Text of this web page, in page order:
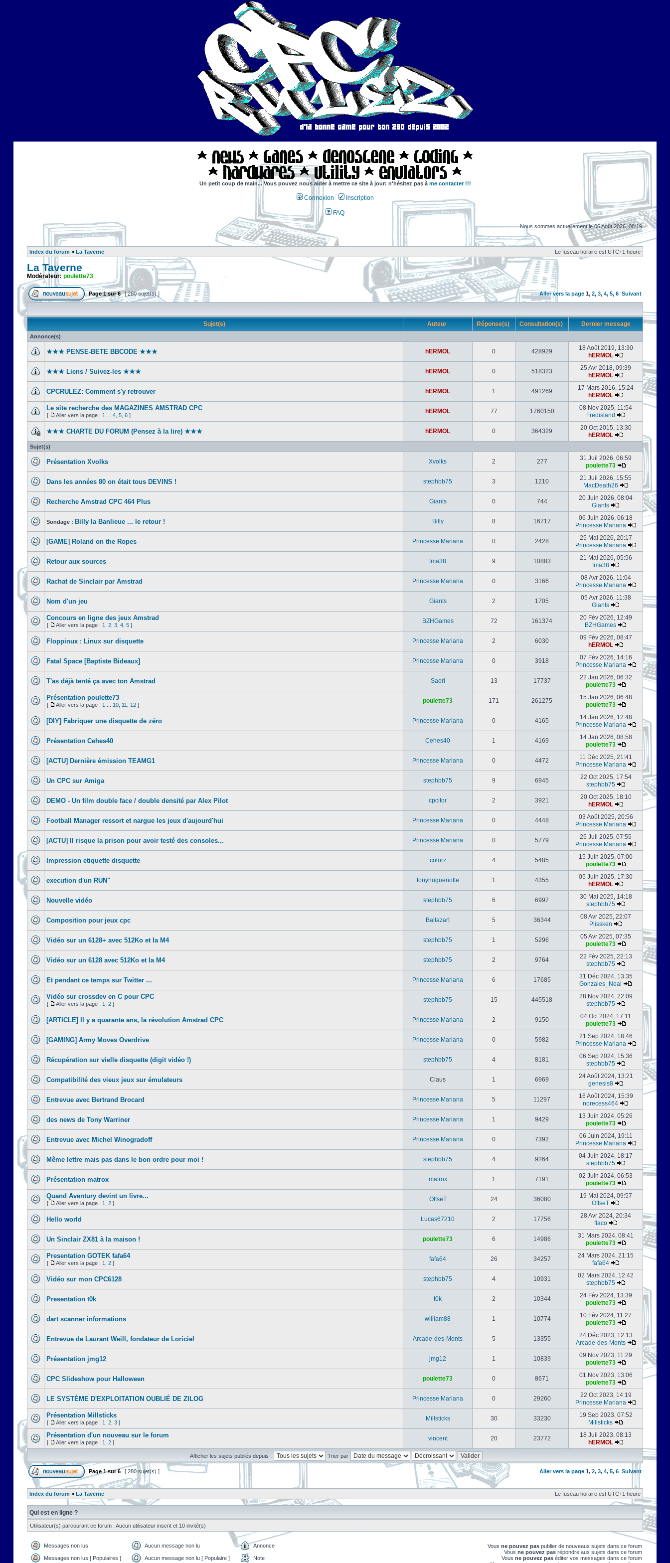
Un petit coup de main... Vous pouvez nous aider à mettre ce site à jour: n'hésitez pas à me contacter !!!
Connexion Inscription
FAQ
Nous sommes actuellement le 06 Août 2026, 08:19
Index du forum » La Taverne Le fuseau horaire est UTC+1 heure
La Taverne
Modérateur: poulette73
Page1sur6 [ 280 sujet(s) ] Aller vers la page 1, 2, 3, 4, 5, 6 Suivant
Sujet(s) Auteur Réponse(s) Consultation(s) Dernier message
Annonce(s)
★★★ PENSE-BETE BBCODE ★★★ hERMOL 0 428929
18 Août 2019, 13:30
hERMOL
★★★ Liens / Suivez-les ★★★ hERMOL 0 518323
25 Avr 2018, 09:39
hERMOL
CPCRULEZ: Comment s'y retrouver‎ hERMOL 1 491269
17 Mars 2016, 15:24
hERMOL
Le site recherche des MAGAZINES AMSTRAD CPC
[ Aller vers la page : 1 4 5 6 ]
hERMOL 77 1760150
08 Nov 2025, 11:54
Fredisland
★★★ CHARTE DU FORUM (Pensez à la lire) ★★★ hERMOL 0 364329
20 Oct 2015, 13:30
hERMOL
Sujet(s)
Présentation Xvolks Xvolks 2 277
31 Juil 2026, 06:59
poulette73
Dans les années 80 on était tous DEVINS ! stephbb75 3 1210
21 Juil 2026, 15:55
MacDeath26
Recherche Amstrad CPC 464 Plus Giants 0 744
20 Juin 2026, 08:04
Giants
Sondage : Billy la Banlieue ... le retour ! Billy 8 16717
06 Juin 2026, 06:18
Princesse Mariana
[GAME] Roland on the Ropes Princesse Mariana 0 2428
25 Mai 2026, 20:17
Princesse Mariana
Retour aux sources fma38 9 10883
21 Mai 2026, 05:56
fma38
Rachat de Sinclair par Amstrad Princesse Mariana 0 3166
08 Avr 2026, 11:04
Princesse Mariana
Nom d'un jeu Giants 2 1705
05 Avr 2026, 11:38
Giants
Concours en ligne des jeux Amstrad
[ Aller vers la page : 1 2 3 4 5 ]
BZHGames 72 161374
20 Fév 2026, 12:49
BZHGames
Floppinux : Linux sur disquette Princesse Mariana 2 6030
09 Fév 2026, 08:47
hERMOL
Fatal Space [Baptiste Bideaux] Princesse Mariana 0 3918
07 Fév 2026, 14:16
Princesse Mariana
T'as déjà tenté ça avec ton Amstrad Saeri 13 17737
22 Jan 2026, 06:32
poulette73
Présentation poulette73
[ Aller vers la page : 1 10 11 12 ]
poulette73 171 261275
15 Jan 2026, 06:48
poulette73
[DIY] Fabriquer une disquette de zéro Princesse Mariana 0 4165
14 Jan 2026, 12:48
Princesse Mariana
Présentation Cehes40 Cehes40 1 4169
14 Jan 2026, 08:58
poulette73
[ACTU] Dernière émission TEAMG1 Princesse Mariana 0 4472
11 Déc 2025, 21:41
Princesse Mariana
Un CPC sur Amiga stephbb75 9 6945
22 Oct 2025, 17:54
stephbb75
DEMO - Un film double face / double densité par Alex Pilot cpcitor 2 3921
20 Oct 2025, 18:10
hERMOL
Football Manager ressort et nargue les jeux d'aujourd'hui Princesse Mariana 0 4448
03 Août 2025, 20:56
Princesse Mariana
[ACTU] Il risque la prison pour avoir testé des consoles... Princesse Mariana 0 5779
25 Juil 2025, 07:55
Princesse Mariana
Impression etiquette disquette colorz 4 5485
15 Juin 2025, 07:00
poulette73
execution d'un RUN" tonyhuguenotte 1 4355
05 Juin 2025, 17:30
hERMOL
Nouvelle vidéo stephbb75 6 6997
30 Mai 2025, 14:18
stephbb75
Composition pour jeux cpc Baltazart 5 36344
08 Avr 2025, 22:07
Plissken
Vidéo sur un 6128+ avec 512Ko et la M4 stephbb75 1 5296
05 Avr 2025, 07:35
poulette73
Vidéo sur un 6128 avec 512Ko et la M4 stephbb75 2 9764
22 Fév 2025, 22:13
stephbb75
Et pendant ce temps sur Twitter ... Princesse Mariana 6 17685
31 Déc 2024, 13:35
Gonzales_Neal
Vidéo sur crossdev en C pour CPC
[ Aller vers la page : 1 2 ]
stephbb75 15 445518
28 Nov 2024, 22:09
stephbb75
[ARTICLE] Il y a quarante ans, la révolution Amstrad CPC Princesse Mariana 2 9150
04 Oct 2024, 17:11
poulette73
[GAMING] Army Moves Overdrive Princesse Mariana 0 5982
21 Sep 2024, 18:46
Princesse Mariana
Récupération sur vielle disquette (digit vidéo !) stephbb75 4 8181
06 Sep 2024, 15:36
stephbb75
Compatibilité des vieux jeux sur émulateurs Claus 1 6969
24 Août 2024, 13:21
genesis8
Entrevue avec Bertrand Brocard Princesse Mariana 5 11297
16 Août 2024, 15:39
norecess464
des news de Tony Warriner Princesse Mariana 1 9429
13 Juin 2024, 05:26
poulette73
Entrevue avec Michel Winogradoff Princesse Mariana 0 7392
06 Juin 2024, 19:11
Princesse Mariana
Même lettre mais pas dans le bon ordre pour moi ! stephbb75 4 9264
04 Juin 2024, 18:17
stephbb75
Présentation matrox matrox 1 7191
02 Juin 2024, 06:53
poulette73
Quand Aventury devint un livre...
[ Aller vers la page : 1 2 ]
OffseT 24 36080
19 Mai 2024, 09:57
OffseT
Hello world Lucas67210 2 17756
28 Avr 2024, 20:34
flaco
Un Sinclair ZX81 à la maison ! poulette73 6 14986
31 Mars 2024, 08:41
poulette73
Presentation GOTEK fafa64
[ Aller vers la page : 1 2 ]
fafa64 26 34257
24 Mars 2024, 21:15
fafa64
Vidéo sur mon CPC6128 stephbb75 4 10931
02 Mars 2024, 12:42
stephbb75
Presentation t0k t0k 2 10344
24 Fév 2024, 13:39
poulette73
dart scanner informations william88 1 10774
10 Fév 2024, 11:27
poulette73
Entrevue de Laurant Weill, fondateur de Loriciel Arcade-des-Monts 5 13355
24 Déc 2023, 12:13
Arcade-des-Monts
Présentation jmg12 jmg12 1 10839
09 Nov 2023, 11:29
poulette73
CPC Slideshow pour Halloween poulette73 0 8671
01 Nov 2023, 13:06
poulette73
LE SYSTÈME D'EXPLOITATION OUBLIÉ DE ZILOG Princesse Mariana 0 29260
22 Oct 2023, 14:19
Princesse Mariana
Présentation Millsticks
[ Aller vers la page : 1 2 3 ]
Millsticks 30 33230
19 Sep 2023, 07:52
Millsticks
Présentation d'un nouveau sur le forum
[ Aller vers la page : 1 2 ]
vincent 20 23772
18 Juil 2023, 08:13
hERMOL
Afficher les sujets publiés depuis : Trier par
Page1sur6 [ 280 sujet(s) ] Aller vers la page 1, 2, 3, 4, 5, 6 Suivant
Index du forum » La Taverne Le fuseau horaire est UTC+1 heure
Qui est en ligne ?
Utilisateur(s) parcourant ce forum : Aucun utilisateur inscrit et 10 invité(s)
Messages non lus Aucun message non lu Annonce
Messages non lus [ Populaires ] Aucun message non lu [ Populaire ] Note
Vous ne pouvez pas publier de nouveaux sujets dans ce forum
Vous ne pouvez pas répondre aux sujets dans ce forum
Vous ne pouvez pas éditer vos messages dans ce forum